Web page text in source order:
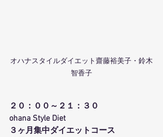
オハナスタイルダイエット齋藤裕美子・鈴木
智香子
２０：００～２１：３０
ohana Style Diet
３ヶ月集中ダイエットコース